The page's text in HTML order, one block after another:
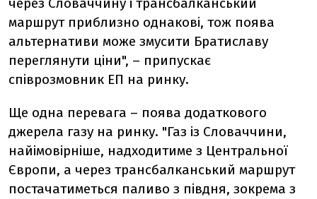
через Словаччину і трансбалканський
маршрут приблизно однакові, тож поява
альтернативи може змусити Братиславу
переглянути ціни", – припускає
співрозмовник ЕП на ринку.
Ще одна перевага – поява додаткового
джерела газу на ринку. "Газ із Словаччини,
найімовірніше, надходитиме з Центральної
Європи, а через трансбалканський маршрут
постачатиметься паливо з півдня, зокрема з